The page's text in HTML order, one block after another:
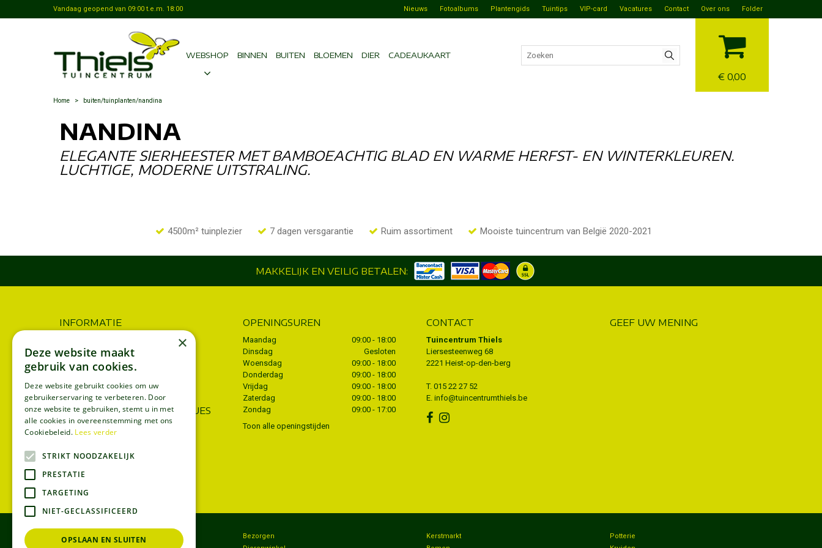
Home > buiten/tuinplanten/nandina
Vandaag geopend van 09:00 t.e.m. 18:00
€ 0,00
Nieuws Fotoalbums Plantengids Tuintips VIP-card Vacatures Contact Over ons Folder
WEBSHOP BINNEN BUITEN BLOEMEN DIER CADEAUKAART
NANDINA
ELEGANTE SIERHEESTER MET BAMBOEACHTIG BLAD EN WARME HERFST- EN WINTERKLEUREN.
LUCHTIGE, MODERNE UITSTRALING.
4500m² tuinplezier 7 dagen versgarantie Ruim assortiment Mooiste tuincentrum van België 2020-2021
MAKKELIJK EN VEILIG BETALEN:
INFORMATIE
Privacy policy
Bezorgen
WIJ ACCEPTEREN ECOCHEQUES
OPENINGSUREN
Maandag
09:00 - 18:00
Dinsdag
Gesloten
Woensdag
09:00 - 18:00
Donderdag
09:00 - 18:00
Vrijdag
09:00 - 18:00
Zaterdag
09:00 - 18:00
Zondag
09:00 - 17:00
Toon alle openingstijden
CONTACT
Tuincentrum Thiels
Liersesteenweg 68
2221 Heist-op-den-berg
T. 015 22 27 52
E. info@tuincentrumthiels.be
GEEF UW MENING
Tuincentrum
Bezorgen
Kerstmarkt
Potterie
×
Deze website maakt
gebruik van cookies.
Deze website gebruikt cookies om uw
gebruikerservaring te verbeteren. Door
onze website te gebruiken, stemt u in met
alle cookies in overeenstemming met ons
Cookiebeleid. Lees verder
STRIKT NOODZAKELIJK
PRESTATIE
TARGETING
NIET-GECLASSIFICEERD
OPSLAAN EN SLUITEN